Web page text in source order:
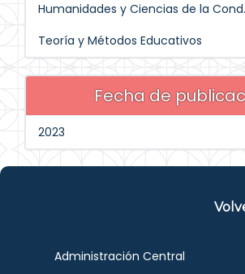
Humanidades y Ciencias de la
Teoría y Métodos Educativos
Fecha de
2023
Administración Central